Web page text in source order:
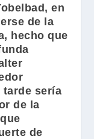
en
de la
hecho que
tarde sería
de la
de